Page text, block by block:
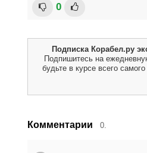
0
Подписка Корабел.ру
Подпишитесь на
будьте в курсе всего
Комментарии 0.